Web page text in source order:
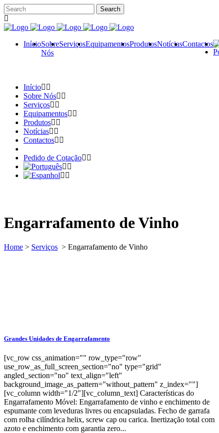
InícioSobre
Nós
ServiçosEquipamentosProdutosNotíciasContactos
Início
Sobre Nós
Serviços
Equipamentos
Produtos
Notícias
Contactos
Pedido de Cotação
Engarrafamento de Vinho
Home > Serviços > Engarrafamento de Vinho
Grandes Unidades de Engarrafamento
[vc_row css_animation="" row_type="row"
use_row_as_full_screen_section="no" type="grid"
angled_section="no" text_align="left"
background_image_as_pattern="without_pattern" z_index=""]
[vc_column width="1/2"][vc_column_text] Características do
Engarrafamento Móvel: Engarrafamento de vinho e enchimento de
espumante com leveduras livres ou encapsuladas. Fecho de garrafa
com rolha cilíndrica helix, screw cap ou carica. Inertização total com
azoto e enchimento com garantia zero...